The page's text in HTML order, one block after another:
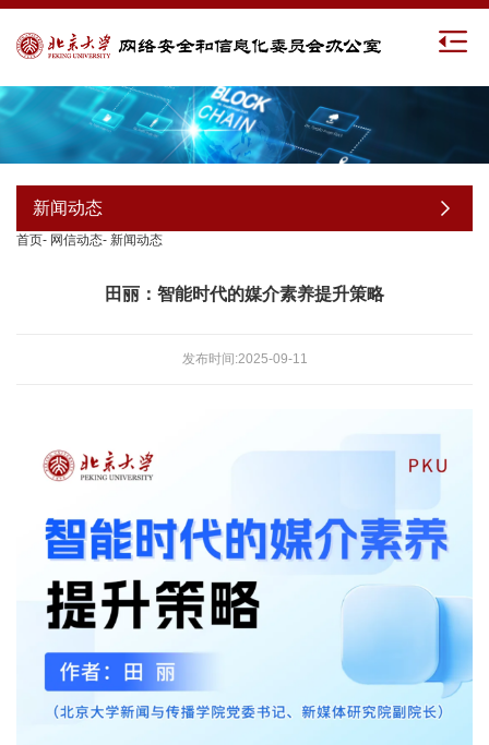
新闻动态
首页- 网信动态- 新闻动态
田丽：智能时代的媒介素养提升策略
发布时间:2025-09-11